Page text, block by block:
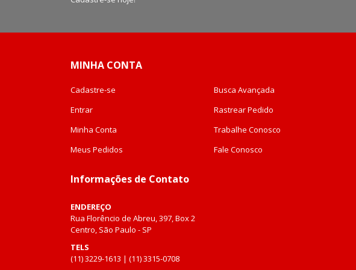
MINHA CONTA
Cadastre-se
Entrar
Minha Conta
Meus Pedidos
Busca Avançada
Rastrear Pedido
Trabalhe Conosco
Fale Conosco
Informações de Contato
ENDEREÇO
Rua Florêncio de Abreu, 397, Box 2
Centro, São Paulo - SP
TELS
(11) 3229-1613 | (11) 3315-0708